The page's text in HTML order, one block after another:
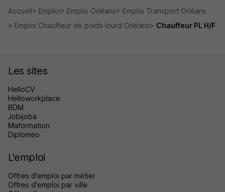
Accueil Emploi Emploi Orléans
Emploi Transport Orléans
Emploi Chauffeur de poids lourd Orléans
Chauffeur PL H/F
Les sites
HelloCV
Helloworkplace
BDM
Jobijoba
Maformation
Diplomeo
L'emploi
Offres d'emploi par métier
Offres d'emploi par ville